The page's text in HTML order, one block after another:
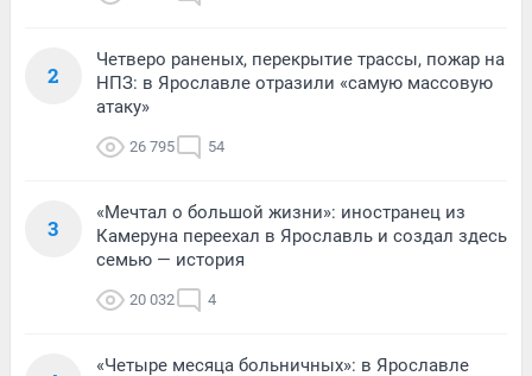
2
Четверо раненых, перекрытие трассы, пожар на
НПЗ: в Ярославле отразили «самую массовую
атаку»
26 795 54
3
«Мечтал о большой жизни»: иностранец из
Камеруна переехал в Ярославль и создал здесь
семью — история
20 032 4
«Четыре месяца больничных»: в Ярославле